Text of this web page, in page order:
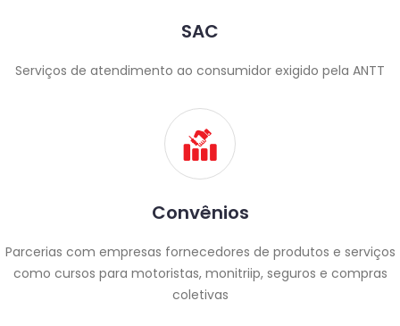
SAC
Serviços de atendimento ao consumidor exigido pela ANTT
Convênios
Parcerias com empresas fornecedores de produtos e serviços
como cursos para motoristas, monitriip, seguros e compras
coletivas